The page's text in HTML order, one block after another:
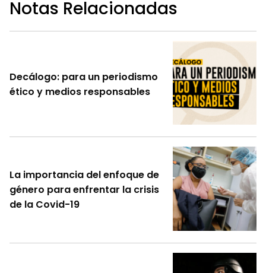
Notas Relacionadas
Decálogo: para un periodismo
ético y medios responsables
La importancia del enfoque de
género para enfrentar la crisis
de la Covid-19